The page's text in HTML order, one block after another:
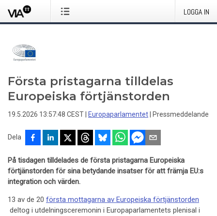
LOGGA IN
Första pristagarna tilldelas
Europeiska förtjänstorden
19.5.2026 13:57:48 CEST Europaparlamentet Pressmeddelande
Dela
På tisdagen tilldelades de första pristagarna Europeiska
förtjänstorden för sina betydande insatser för att främja EU:s
integration och värden.
13 av de 20 första mottagarna av Europeiska förtjänstorden
deltog i utdelningsceremonin i Europaparlamentets plenisal i